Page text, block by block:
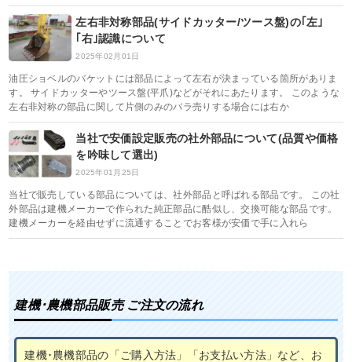
左右非対称部品(サイドカッター/ツース盤)の｢左｣
｢右｣認識について
2025年02月01日
油圧ショベルのバケットには部品によって左右が決まっている箇所がありま
す。 サイドカッターやツース盤(平爪)などがそれにあたります。 このような
左右非対称の部品に関して片側のみのバラ売りする場合には右か
当社で安価設定販売の社外部品について(品質や価格
を吟味して選出)
2025年01月25日
当社で販売している部品については、社外部品と呼ばれる部品です。 この社
外部品は建機メーカーで作られた純正部品に酷似し、交換可能な部品です。
建機メーカーを経由せずに流通することでお客様が安価で手に入れら
建機･農機部品販売 ご注文の流れ
建機･農機部品の「ご購入方法」「お支払い方法」など、お